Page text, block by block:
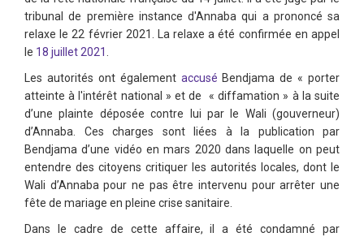
tribunal de première instance d'Annaba qui a prononcé sa
relaxe le 22 février 2021. La relaxe a été confirmée en appel
le 18 juillet 2021
Les autorités ont également accusé Bendjama de « porter
atteinte à l'intérêt national » et de « diffamation » à la suite
d’une plainte déposée contre lui par le Wali (gouverneur)
d’Annaba. Ces charges sont liées à la publication par
Bendjama d’une vidéo en mars 2020 dans laquelle on peut
entendre des citoyens critiquer les autorités locales, dont le
Wali d’Annaba pour ne pas être intervenu pour arrêter une
fête de mariage en pleine crise sanitaire.
Dans le cadre de cette affaire, il a été condamné par